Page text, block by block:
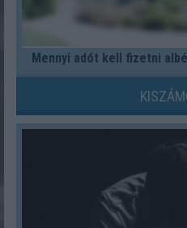
Mennyi adót kell fizetni